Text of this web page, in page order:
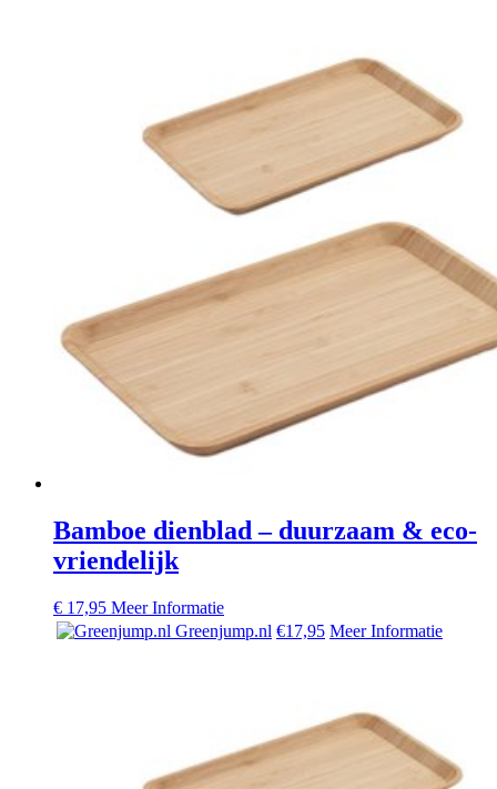
Bamboe dienblad – duurzaam & eco-
vriendelijk
€ 17,95 Meer Informatie
Greenjump.nl €17,95 Meer Informatie